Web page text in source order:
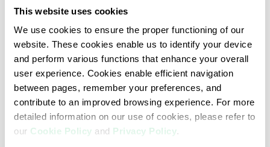
This website uses cookies
We use cookies to ensure the proper functioning of our
website. These cookies enable us to identify your device
and perform various functions that enhance your overall
user experience. Cookies enable efficient navigation
between pages, remember your preferences, and
contribute to an improved browsing experience. For more
detailed information on our use of cookies, please refer to
our Cookie Policy and Privacy Policy.